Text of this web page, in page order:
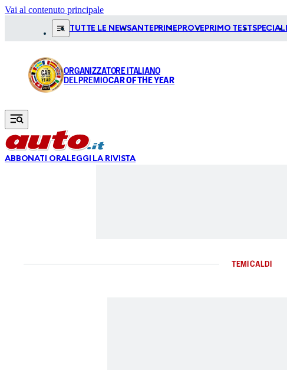
Vai al contenuto principale
TUTTE LE NEWSANTEPRIME PROVE PRIMO TESTSPECIALI
ORGANIZZATORE ITALIANO
DEL PREMIOCAR OF THE YEAR
ABBONATI ORALEGGI LA RIVISTA
TEMI CALDI